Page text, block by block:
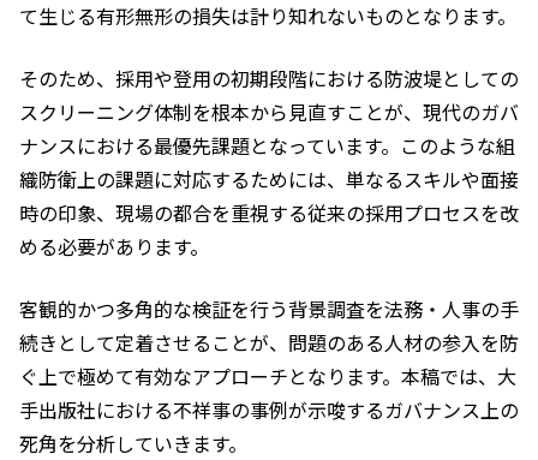
て生じる有形無形の損失は計り知れないものとなります。
そのため、採用や登用の初期段階における防波堤としての
スクリーニング体制を根本から見直すことが、現代のガバ
ナンスにおける最優先課題となっています。このような組
織防衛上の課題に対応するためには、単なるスキルや面接
時の印象、現場の都合を重視する従来の採用プロセスを改
める必要があります。
客観的かつ多角的な検証を行う背景調査を法務・人事の手
続きとして定着させることが、問題のある人材の参入を防
ぐ上で極めて有効なアプローチとなります。本稿では、大
手出版社における不祥事の事例が示唆するガバナンス上の
死角を分析していきます。